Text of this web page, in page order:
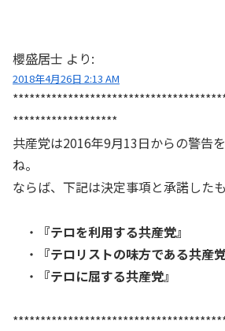
櫻盛居士 より:
2018年4月26日 2:13 AM
*******************
共産党は2016年9月13日からの警告
ね。
ならば、下記は決定事項と承諾した
・
『テロを利用する共産党』
・
『テロリストの味方である共産党
・
『テロに屈する共産党』